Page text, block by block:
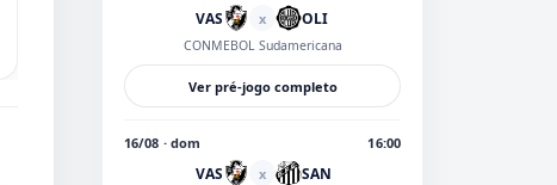
VAS x OLI
CONMEBOL Sudamericana
Ver pré-jogo completo
16/08 · dom 16:00
VAS x SAN